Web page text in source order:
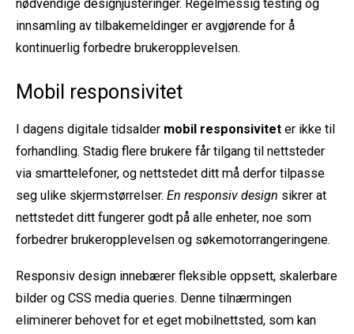
nødvendige designjusteringer. Regelmessig testing og
innsamling av tilbakemeldinger er avgjørende for å
kontinuerlig forbedre brukeropplevelsen.
Mobil responsivitet
I dagens digitale tidsalder mobil responsivitet er ikke til
forhandling. Stadig flere brukere får tilgang til nettsteder
via smarttelefoner, og nettstedet ditt må derfor tilpasse
seg ulike skjermstørrelser. En responsiv design sikrer at
nettstedet ditt fungerer godt på alle enheter, noe som
forbedrer brukeropplevelsen og søkemotorrangeringene.
Responsiv design innebærer fleksible oppsett, skalerbare
bilder og CSS media queries. Denne tilnærmingen
eliminerer behovet for et eget mobilnettsted, som kan